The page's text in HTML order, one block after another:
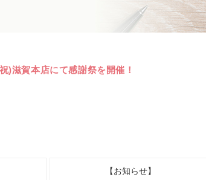
)滋賀本店にて感謝祭を開催！
【お知らせ】